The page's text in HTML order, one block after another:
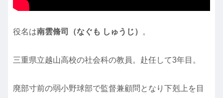
役名は南雲脩司（なぐも しゅうじ） 。
三重県立越山高校の社会科の教員。赴任して3年目。
廃部寸前の弱小野球部で監督兼顧問となり下剋上を目